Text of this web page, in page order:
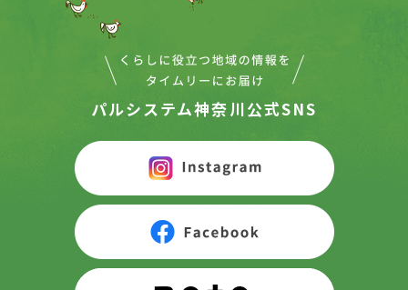
パルシステム神奈川公式SNS